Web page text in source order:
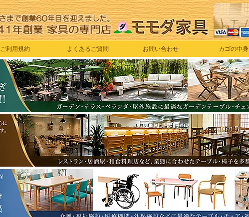
ご利用規約 よくあるご質問 お問い合わせ カゴの中身